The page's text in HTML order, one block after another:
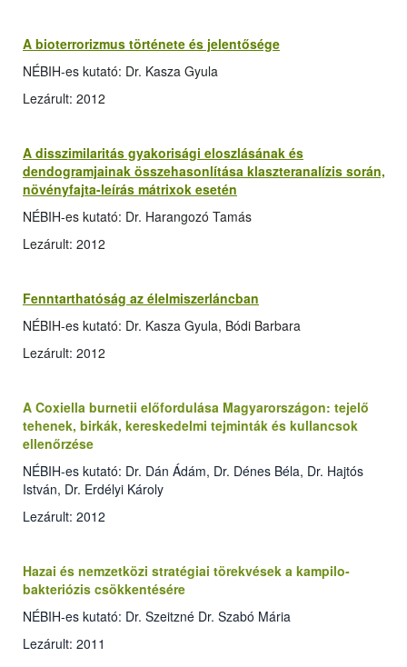
A bioterrorizmus története és jelentősége
NÉBIH-es kutató: Dr. Kasza Gyula
Lezárult: 2012
A disszimilaritás gyakorisági eloszlásának és
dendogramjainak összehasonlítása klaszteranalízis során,
növényfajta-leírás mátrixok esetén
NÉBIH-es kutató: Dr. Harangozó Tamás
Lezárult: 2012
Fenntarthatóság az élelmiszerláncban
NÉBIH-es kutató: Dr. Kasza Gyula, Bódi Barbara
Lezárult: 2012
A Coxiella burnetii előfordulása Magyarországon: tejelő
tehenek, birkák, kereskedelmi tejminták és kullancsok
ellenőrzése
NÉBIH-es kutató: Dr. Dán Ádám, Dr. Dénes Béla, Dr. Hajtós
István, Dr. Erdélyi Károly
Lezárult: 2012
Hazai és nemzetközi stratégiai törekvések a kampilo­
bakteriózis csökkentésére
NÉBIH-es kutató: Dr. Szeitzné Dr. Szabó Mária
Lezárult: 2011